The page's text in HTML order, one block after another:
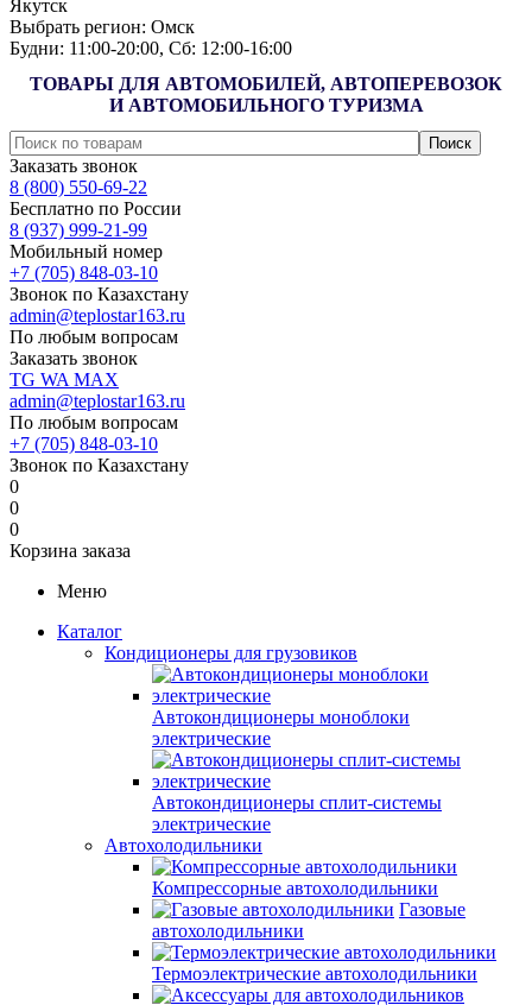
Якутск
Выбрать регион: Омск
Будни: 11:00‑20:00, Сб: 12:00‑16:00
ТОВАРЫ ДЛЯ АВТОМОБИЛЕЙ, АВТОПЕРЕВОЗОК
И АВТОМОБИЛЬНОГО ТУРИЗМА
Заказать звонок
8 (800) 550-69-22
Бесплатно по России
8 (937) 999-21-99
Мобильный номер
+7 (705) 848-03-10
Звонок по Казахстану
admin@teplostar163.ru
По любым вопросам
Заказать звонок
TG WA MAX
admin@teplostar163.ru
По любым вопросам
+7 (705) 848-03-10
Звонок по Казахстану
0
0
0
Корзина заказа
Меню
Каталог
Кондиционеры для грузовиков
Автокондиционеры моноблоки
электрические
Автокондиционеры сплит-системы
электрические
Автохолодильники
Компрессорные автохолодильники
Газовые
автохолодильники
Термоэлектрические автохолодильники